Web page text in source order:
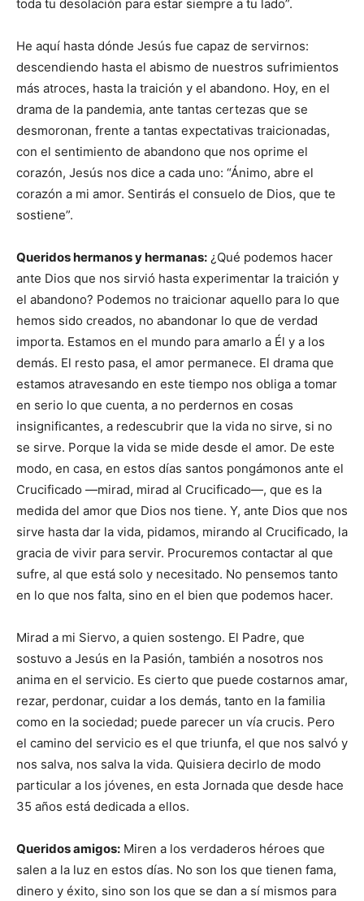
toda tu desolación para estar siempre a tu lado”.
He aquí hasta dónde Jesús fue capaz de servirnos:
descendiendo hasta el abismo de nuestros sufrimientos
más atroces, hasta la traición y el abandono. Hoy, en el
drama de la pandemia, ante tantas certezas que se
desmoronan, frente a tantas expectativas traicionadas,
con el sentimiento de abandono que nos oprime el
corazón, Jesús nos dice a cada uno: “Ánimo, abre el
corazón a mi amor. Sentirás el consuelo de Dios, que te
sostiene”.
Queridos hermanos y hermanas: ¿Qué podemos hacer
ante Dios que nos sirvió hasta experimentar la traición y
el abandono? Podemos no traicionar aquello para lo que
hemos sido creados, no abandonar lo que de verdad
importa. Estamos en el mundo para amarlo a Él y a los
demás. El resto pasa, el amor permanece. El drama que
estamos atravesando en este tiempo nos obliga a tomar
en serio lo que cuenta, a no perdernos en cosas
insignificantes, a redescubrir que la vida no sirve, si no
se sirve. Porque la vida se mide desde el amor. De este
modo, en casa, en estos días santos pongámonos ante el
Crucificado —mirad, mirad al Crucificado—, que es la
medida del amor que Dios nos tiene. Y, ante Dios que nos
sirve hasta dar la vida, pidamos, mirando al Crucificado, la
gracia de vivir para servir. Procuremos contactar al que
sufre, al que está solo y necesitado. No pensemos tanto
en lo que nos falta, sino en el bien que podemos hacer.
Mirad a mi Siervo, a quien sostengo. El Padre, que
sostuvo a Jesús en la Pasión, también a nosotros nos
anima en el servicio. Es cierto que puede costarnos amar,
rezar, perdonar, cuidar a los demás, tanto en la familia
como en la sociedad; puede parecer un vía crucis. Pero
el camino del servicio es el que triunfa, el que nos salvó y
nos salva, nos salva la vida. Quisiera decirlo de modo
particular a los jóvenes, en esta Jornada que desde hace
35 años está dedicada a ellos.
Queridos amigos: Miren a los verdaderos héroes que
salen a la luz en estos días. No son los que tienen fama,
dinero y éxito, sino son los que se dan a sí mismos para